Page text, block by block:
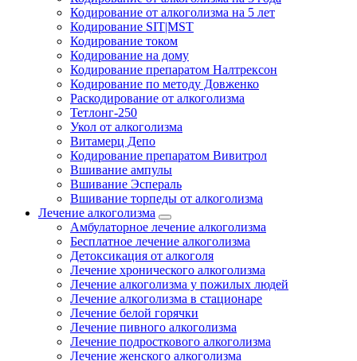
Кодирование от алкоголизма на 5 лет
Кодирование SIT|MST
Кодирование током
Кодирование на дому
Кодирование препаратом Налтрексон
Кодирование по методу Довженко
Раскодирование от алкоголизма
Тетлонг-250
Укол от алкоголизма
Витамерц Депо
Кодирование препаратом Вивитрол
Вшивание ампулы
Вшивание Эспераль
Вшивание торпеды от алкоголизма
Лечение алкоголизма
Амбулаторное лечение алкоголизма
Бесплатное лечение алкоголизма
Детоксикация от алкоголя
Лечение хронического алкоголизма
Лечение алкоголизма у пожилых людей
Лечение алкоголизма в стационаре
Лечение белой горячки
Лечение пивного алкоголизма
Лечение подросткового алкоголизма
Лечение женского алкоголизма